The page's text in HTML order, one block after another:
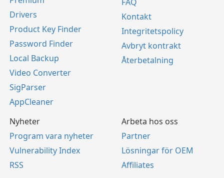
Drivers
Product Key Finder
Password Finder
Local Backup
Video Converter
SigParser
AppCleaner
Kontakt
Integritetspolicy
Avbryt kontrakt
Återbetalning
Nyheter
Program vara nyheter
Vulnerability Index
RSS
Arbeta hos oss
Partner
Lösningar för OEM
Affiliates